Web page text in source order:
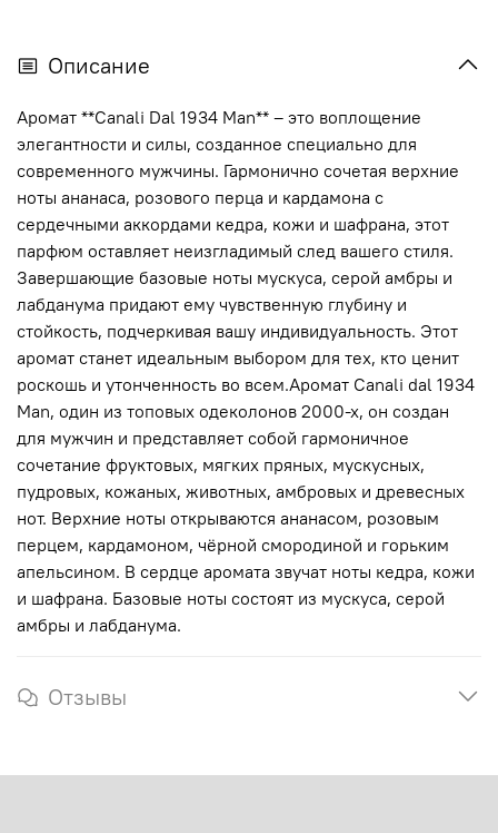
Описание
Аромат **Canali Dal 1934 Man** – это воплощение
элегантности и силы, созданное специально для
современного мужчины. Гармонично сочетая верхние
ноты ананаса, розового перца и кардамона с
сердечными аккордами кедра, кожи и шафрана, этот
парфюм оставляет неизгладимый след вашего стиля.
Завершающие базовые ноты мускуса, серой амбры и
лабданума придают ему чувственную глубину и
стойкость, подчеркивая вашу индивидуальность. Этот
аромат станет идеальным выбором для тех, кто ценит
роскошь и утонченность во всем.Аромат Canali dal 1934
Man, один из топовых одеколонов 2000-х, он создан
для мужчин и представляет собой гармоничное
сочетание фруктовых, мягких пряных, мускусных,
пудровых, кожаных, животных, амбровых и древесных
нот. Верхние ноты открываются ананасом, розовым
перцем, кардамоном, чёрной смородиной и горьким
апельсином. В сердце аромата звучат ноты кедра, кожи
и шафрана. Базовые ноты состоят из мускуса, серой
амбры и лабданума.
Отзывы